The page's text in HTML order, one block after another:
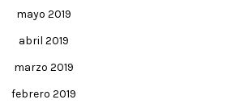
mayo 2019
abril 2019
marzo 2019
febrero 2019